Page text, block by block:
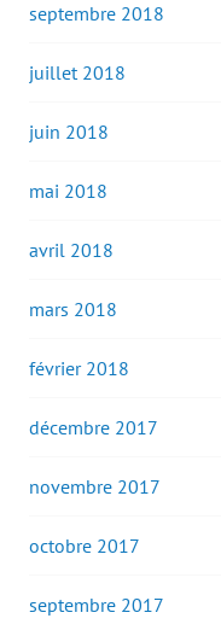
septembre 2018
juillet 2018
juin 2018
mai 2018
avril 2018
mars 2018
février 2018
décembre 2017
novembre 2017
octobre 2017
septembre 2017